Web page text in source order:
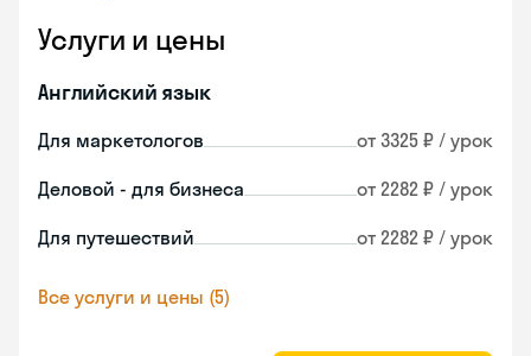
Услуги и цены
Английский язык
Для маркетологов от 3325 ₽ / урок
Деловой - для бизнеса от 2282 ₽ / урок
Для путешествий от 2282 ₽ / урок
Все услуги и цены (5)